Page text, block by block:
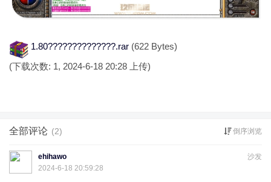
1.80??????????????.rar (622 Bytes)
(下载次数: 1, 2024-6-18 20:28 上传)
全部评论 (2) 倒序浏览
沙发
ehihawo
2024-6-18 20:59:28